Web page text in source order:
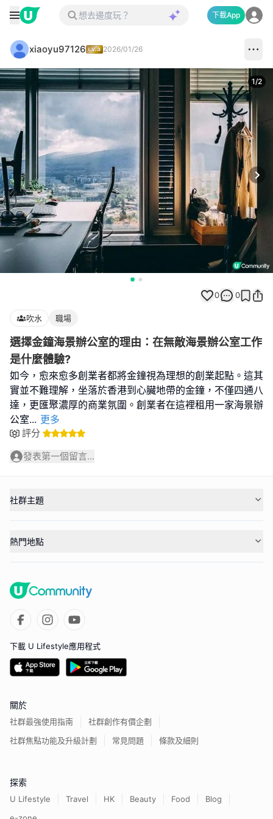
下載App
xiaoyu97126 2026/01/26
1/2
0 0
吹水 職場
選擇金鐘海景辦公室的理由：在無敵海景辦公室工作
是什麼體驗?
如今，愈來愈多創業者都將金鐘視為理想的創業起點。這其
實並不難理解，坐落於香港到心臟地帶的金鐘，不僅四通八
達，更匯聚濃厚的商業氛圍。創業者在這裡租用一家海景辦
公室... 更多
評分
發表第一個留言...
社群主題
熱門地點
下載 U Lifestyle應用程式
關於
社群最強使用指南
社群創作有價企劃
社群焦點功能及升級計劃
常見問題 條款及細則
探索
U Lifestyle Travel HK Beauty Food
Blog